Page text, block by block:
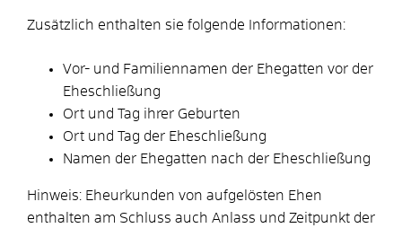
Zusätzlich enthalten sie folgende Informationen:
Vor- und Familiennamen der Ehegatten vor der
Eheschließung
Ort und Tag ihrer Geburten
Ort und Tag der Eheschließung
Namen der Ehegatten nach der Eheschließung
Hinweis: Eheurkunden von aufgelösten Ehen
enthalten am Schluss auch Anlass und Zeitpunkt der